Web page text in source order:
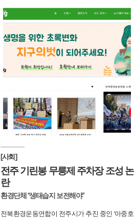
[사회]
전주 기린봉 무릉제 주차장 조성 논
란
환경단체 “생태습지 보전해야”
전북환경운동연합이 전주시가 추진 중인 ‘아중호